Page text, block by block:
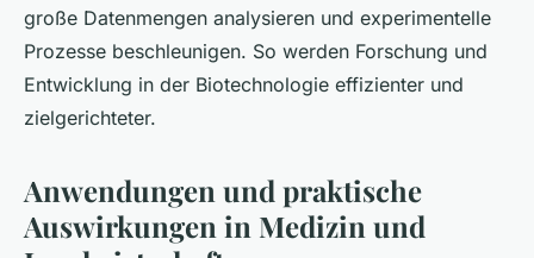
große Datenmengen analysieren und experimentelle
Prozesse beschleunigen. So werden Forschung und
Entwicklung in der Biotechnologie effizienter und
zielgerichteter.
Anwendungen und praktische
Auswirkungen in Medizin und